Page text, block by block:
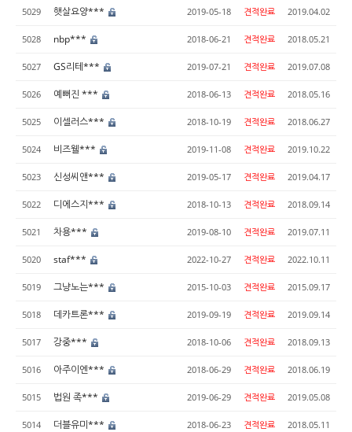
5029 햇살요양*** 2019-05-18 견적완료 2019.04.02
5028 nbp*** 2018-06-21 견적완료 2018.05.21
5027 GS리테*** 2019-07-21 견적완료 2019.07.08
5026 예뻐진 *** 2018-06-13 견적완료 2018.05.16
5025 이셀러스*** 2018-10-19 견적완료 2018.06.27
5024 비즈웰*** 2019-11-08 견적완료 2019.10.22
5023 신성씨앤*** 2019-05-17 견적완료 2019.04.17
5022 디에스지*** 2018-10-13 견적완료 2018.09.14
5021 차용*** 2019-08-10 견적완료 2019.07.11
5020 staf*** 2022-10-27 견적완료 2022.10.11
5019 그냥노는*** 2015-10-03 견적완료 2015.09.17
5018 데카트론*** 2019-09-19 견적완료 2019.09.14
5017 강중*** 2018-10-06 견적완료 2018.09.13
5016 아주이엔*** 2018-06-29 견적완료 2018.06.19
5015 법원 족*** 2019-06-29 견적완료 2019.05.08
5014 더블유미*** 2018-06-23 견적완료 2018.05.11